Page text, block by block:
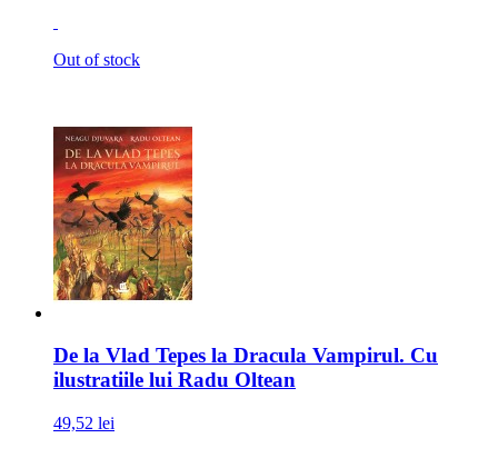
Out of stock
De la Vlad Tepes la Dracula Vampirul. Cu
ilustratiile lui Radu Oltean
49,52 lei